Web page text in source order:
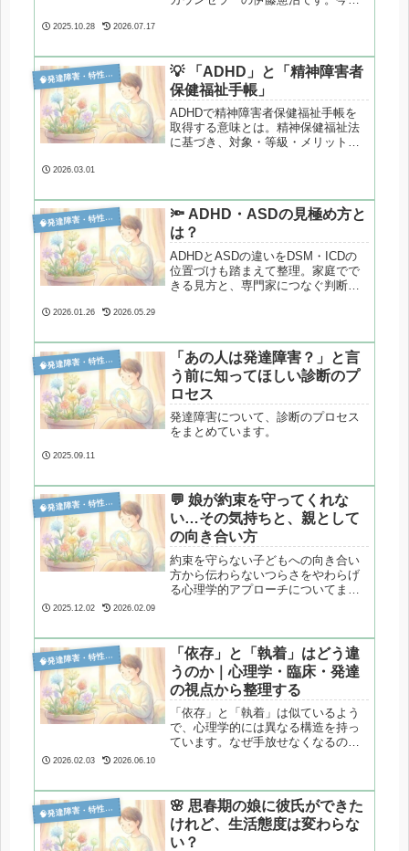
て…
2025.10.28 2026.07.17

発達障害・特性分析
💡 「ADHD」と「精神障害者
保健福祉手帳」
ADHDで精神障害者保健福祉手帳を
取得する意味とは。精神保健福祉法
に基づき、対象・等級・メリットと
2026.03.01

発達障害・特性分析
🔦 ADHD・ASDの見極め方と
は？
ADHDとASDの違いをDSM・ICDの
位置づけも踏まえて整理。家庭でで
きる見方と、専門家につなぐ判断の
2026.01.26 2026.05.29

発達障害・特性分析
「あの人は発達障害？」と言
う前に知ってほしい診断のプ
ロセス
発達障害について、診断のプロセス
をまとめています。
2025.09.11

発達障害・特性分析
💬 娘が約束を守ってくれな
い…その気持ちと、親として
の向き合い方
約束を守らない子どもへの向き合い
方から伝わらないつらさをやわらげ
る心理学的アプローチについてまと
2025.12.02 2026.02.09

発達障害・特性分析
「依存」と「執着」はどう違
うのか｜心理学・臨床・発達
の視点から整理する
「依存」と「執着」は似ているよう
で、心理学的には異なる構造を持っ
ています。なぜ手放せなくなるの
2026.02.03 2026.06.10

発達障害・特性分析
🌸 思春期の娘に彼氏ができた
けれど、生活態度は変わらな
い？